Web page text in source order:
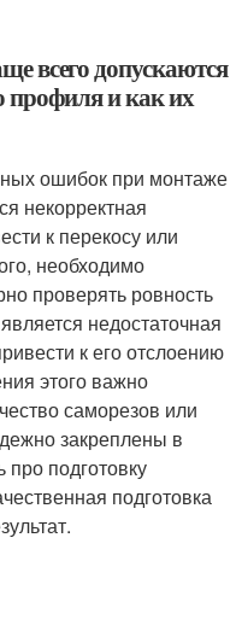
всего допускаются
профиля и как их
ошибок при монтаже
некорректная
к перекосу или
необходимо
проверять ровность
недостаточная
к его отслоению
этого важно
саморезов или
закреплены в
подготовку
подготовка